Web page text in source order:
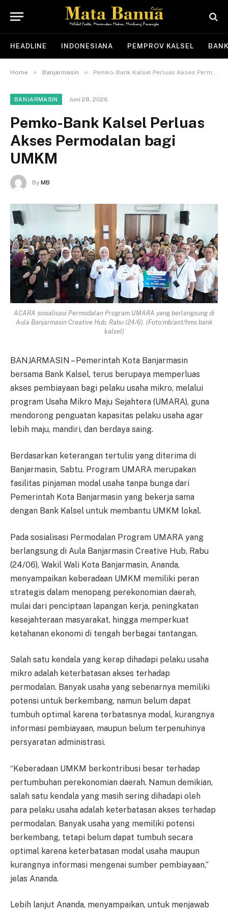
HEADLINE INDONESIANA PEMPROV KALSEL
Home » Banjarmasin » Pemko-Bank Kalsel Perluas Akses Permodalan bagi UMKM
BANJARMASIN Juni 28, 2026
Pemko-Bank Kalsel Perluas
Akses Permodalan bagi
UMKM
By MB
ACARA sosialisasi Permodalan Program UMARA yang berlangsung di
Aula Banjarmasin Creative Hub, Rabu (24/6). (Foto:mb/ant/hms bank
kalsel)
BANJARMASIN – Pemerintah Kota Banjarmasin
bersama Bank Kalsel, terus berupaya memperluas
akses pembiayaan bagi pelaku usaha mikro, melalui
program Usaha Mikro Maju Sejahtera (UMARA), guna
mendorong penguatan kapasitas pelaku usaha agar
lebih maju, mandiri, dan berdaya saing.
Berdasarkan keterangan tertulis yang diterima di
Banjarmasin, Sabtu. Program UMARA merupakan
fasilitas pinjaman modal usaha tanpa bunga dari
Pemerintah Kota Banjarmasin yang bekerja sama
dengan Bank Kalsel untuk membantu UMKM lokal.
Pada sosialisasi Permodalan Program UMARA yang
berlangsung di Aula Banjarmasin Creative Hub, Rabu
(24/06), Wakil Wali Kota Banjarmasin, Ananda,
menyampaikan keberadaan UMKM memiliki peran
strategis dalam menopang perekonomian daerah,
mulai dari penciptaan lapangan kerja, peningkatan
kesejahteraan masyarakat, hingga memperkuat
ketahanan ekonomi di tengah berbagai tantangan.
Salah satu kendala yang kerap dihadapi pelaku usaha
mikro adalah keterbatasan akses terhadap
permodalan. Banyak usaha yang sebenarnya memiliki
potensi untuk berkembang, namun belum dapat
tumbuh optimal karena terbatasnya modal, kurangnya
informasi pembiayaan, maupun belum terpenuhinya
persyaratan administrasi.
“Keberadaan UMKM berkontribusi besar terhadap
pertumbuhan perekonomian daerah. Namun demikian,
salah satu kendala yang masih sering dihadapi oleh
para pelaku usaha adalah keterbatasan akses terhadap
permodalan. Banyak usaha yang memiliki potensi
berkembang, tetapi belum dapat tumbuh secara
optimal karena keterbatasan modal usaha maupun
kurangnya informasi mengenai sumber pembiayaan,”
jelas Ananda.
Lebih lanjut Ananda, menyampaikan, untuk menjawab